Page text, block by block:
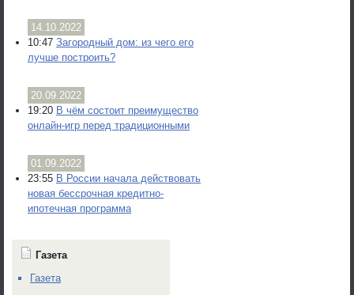
14.10.2022
10:47 Загородный дом: из чего его
лучше построить?
20.09.2022
19:20 В чём состоит преимущество
онлайн-игр перед традиционными
01.09.2022
23:55 В России начала действовать
новая бессрочная кредитно-
ипотечная программа
Газета
Газета